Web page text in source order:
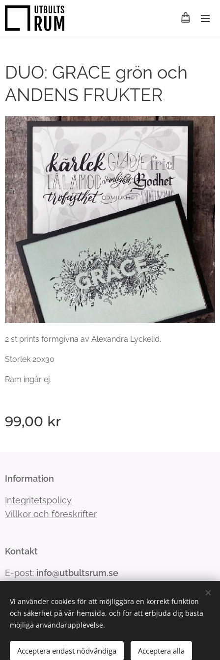
DUO: GRACE grön och
ANDENS FRUKTER
2 st prints formgivna av Alexandra Lyckelid.
Storlek 20x30
Ram ingår ej.
99,00 kr
Lägg i kundvagnen
Information
Integritetspolicy
Villkor och föreskrifter
Kontakt
E-post: info@utbultsrum.se
Cookies
Vi använder cookies för att möjliggöra en korrekt funktion
och säkerhet på vår hemsida, och för att erbjuda dig bästa
möjliga användarupplevelse.
Acceptera endast nödvändiga Acceptera alla